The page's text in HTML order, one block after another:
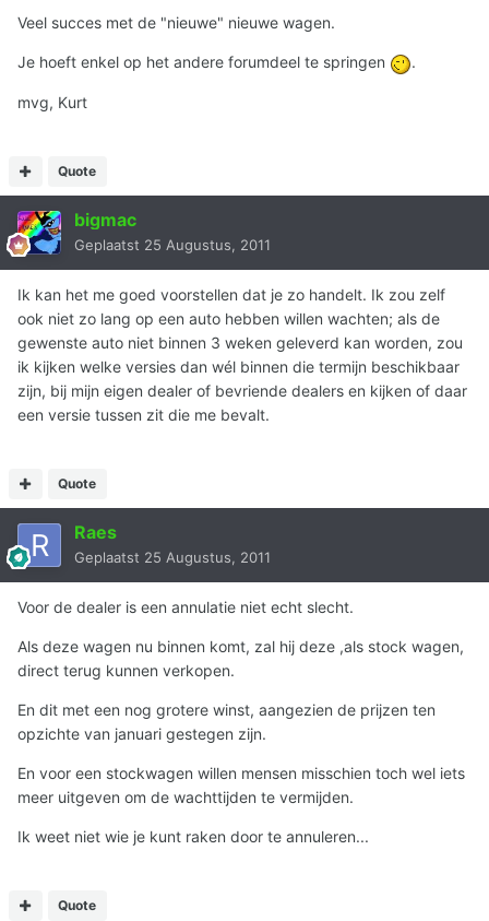
Veel succes met de "nieuwe" nieuwe wagen.
Je hoeft enkel op het andere forumdeel te springen .
mvg, Kurt
Quote
bigmac
Geplaatst 25 Augustus, 2011
Ik kan het me goed voorstellen dat je zo handelt. Ik zou zelf
ook niet zo lang op een auto hebben willen wachten; als de
gewenste auto niet binnen 3 weken geleverd kan worden, zou
ik kijken welke versies dan wél binnen die termijn beschikbaar
zijn, bij mijn eigen dealer of bevriende dealers en kijken of daar
een versie tussen zit die me bevalt.
Quote
Raes
Geplaatst 25 Augustus, 2011
Voor de dealer is een annulatie niet echt slecht.
Als deze wagen nu binnen komt, zal hij deze ,als stock wagen,
direct terug kunnen verkopen.
En dit met een nog grotere winst, aangezien de prijzen ten
opzichte van januari gestegen zijn.
En voor een stockwagen willen mensen misschien toch wel iets
meer uitgeven om de wachttijden te vermijden.
Ik weet niet wie je kunt raken door te annuleren...
Quote